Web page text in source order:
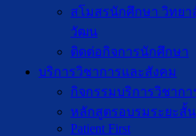
สโมสรนักศึกษา วิทย
วัฒน
ติดต่อกิจการนักศึกษา
บริการวิชาการและสังคม
กิจกรรมบริการวิชาก
หลักสูตรอบรมระยะสั้น
Patient First